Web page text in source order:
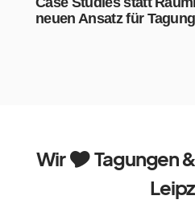
neuen Ansatz für
Wir 🎔 Tagungen